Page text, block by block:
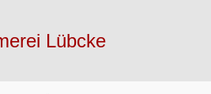
Lübcke